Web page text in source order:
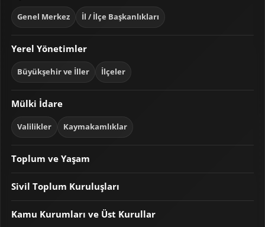
Genel Merkez İl / İlçe Başkanlıkları
Yerel Yönetimler
Büyükşehir ve İller İlçeler
Mülki İdare
Valilikler Kaymakamlıklar
Toplum ve Yaşam
Sivil Toplum Kuruluşları
Kamu Kurumları ve Üst Kurullar